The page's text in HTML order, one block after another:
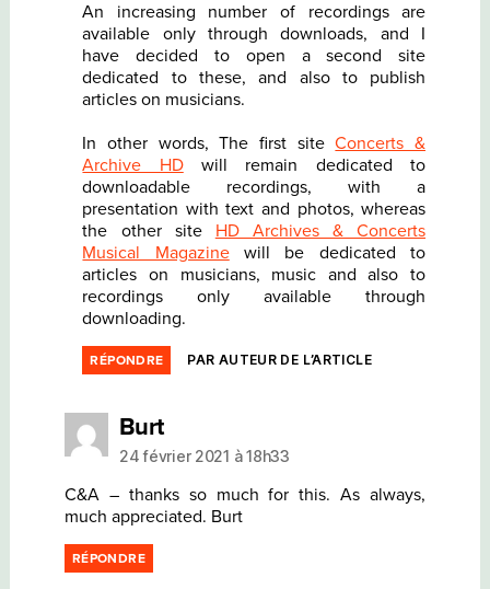
An increasing number of recordings are
available only through downloads, and I
have decided to open a second site
dedicated to these, and also to publish
articles on musicians.
In other words, The first siteConcerts &
Archive HDwill remain dedicated to
downloadable recordings, with a
presentation with text and photos, whereas
the other site HD Archives & Concerts
Musical Magazinewill be dedicated to
articles on musicians, music and also to
recordings only available through
downloading.
RÉPONDRE PAR AUTEUR DE L’ARTICLE
Burtdit :
24 février 2021 à 18h33
C&A – thanks so much for this. As always,
much appreciated. Burt
RÉPONDRE